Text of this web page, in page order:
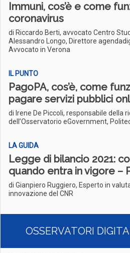
Immuni, cos’è e come
coronavirus
di Riccardo Berti, avvocato Centro
Alessandro Longo, Direttore
Avvocato in Verona
IL PUNTO
PagoPA, cos’è, come
pagare servizi pubblici
di Irene De Piccoli, responsabile della
dell’Osservatorio eGovernment,
LA GUIDA
Legge di bilancio 2021:
quando entra in vigore –
di Gianpiero Ruggiero, Esperto in
innovazione del CNR
OSSERVATORI